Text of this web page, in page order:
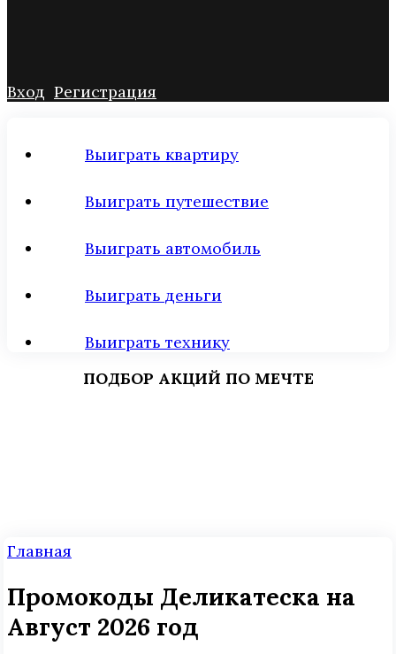
Вход Регистрация
Выиграть квартиру
Выиграть путешествие
Выиграть автомобиль
Выиграть деньги
Выиграть технику
ПОДБОР АКЦИЙ ПО МЕЧТЕ
Главная
Промокоды Деликатеска на
Август 2026 год